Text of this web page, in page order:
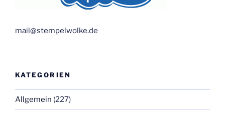
mail@stempelwolke.de
KATEGORIEN
Allgemein (227)